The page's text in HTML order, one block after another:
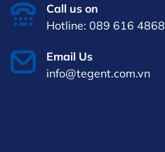
Call us on
Hotline: 089 616 4868
Email Us
info@tegent.com.vn